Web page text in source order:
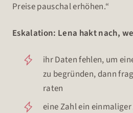
Preise pauschal erhöhen.“
Eskalation: Lena hakt nach,
ihr Daten fehlen, um
zu begründen, dann
raten
eine Zahl ein